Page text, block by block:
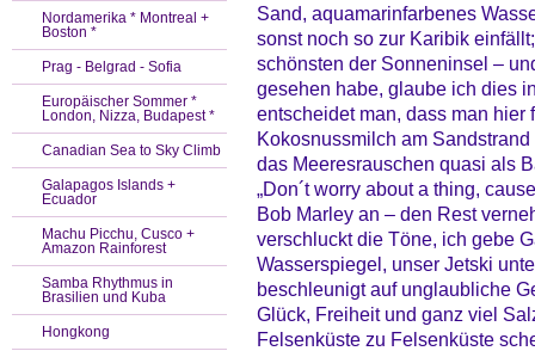
Nordamerika * Montreal +
Boston *
Prag - Belgrad - Sofia
Europäischer Sommer *
London, Nizza, Budapest *
Canadian Sea to Sky Climb
Galapagos Islands +
Ecuador
Machu Picchu, Cusco +
Amazon Rainforest
Samba Rhythmus in
Brasilien und Kuba
Hongkong
Sand, aquamarinfarbenes
sonst noch so zur Karibik
schönsten der Sonneninsel –
gesehen habe, glaube ich dies
entscheidet man, dass man
Kokosnussmilch am
das Meeresrauschen quasi als
„Don´t worry about a thing,
Bob Marley an – den Rest
verschluckt die Töne, ich gebe
Wasserspiegel, unser Jetski
beschleunigt auf unglaubliche
Glück, Freiheit und ganz viel
Felsenküste zu Felsenküste